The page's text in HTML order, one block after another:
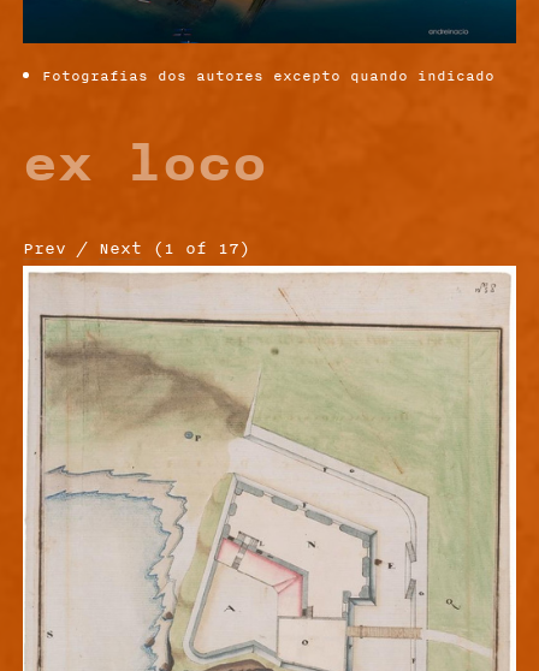
Fotografias dos autores excepto quando indicado
ex loco
Prev / Next ( 1 of 17)